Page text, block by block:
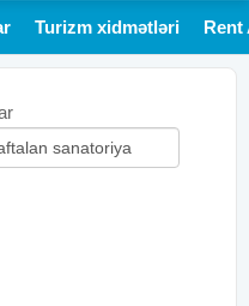
Turizm xidmətləri Rent